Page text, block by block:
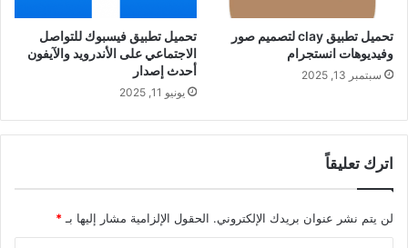
تحميل تطبيق clay لتصميم صور
وفيديوهات انستجرام
سبتمبر 13, 2025
تحميل تطبيق فيسبوك للتواصل
الاجتماعي على الأندرويد والآيفون
أحدث إصدار
يونيو 11, 2025
اترك تعليقاً
لن يتم نشر عنوان بريدك الإلكتروني. الحقول الإلزامية مشار إليها بـ *